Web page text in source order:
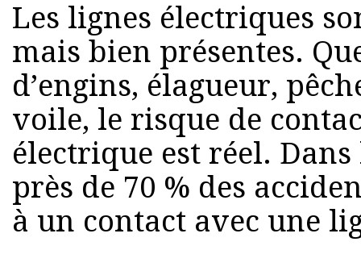
Les lignes électriques
mais bien présentes.
d’engins, élagueur,
voile, le risque de
électrique est réel.
près de 70 % des
à un contact avec une